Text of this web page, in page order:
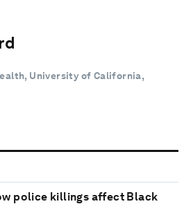
University of California,
police killings affect Black